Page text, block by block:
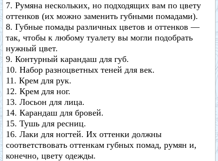
7. Румяна нескольких, но подходящих вам по цвету
оттенков (их можно заменить губными помадами).
8. Губные помады различных цветов и оттенков —
так, чтобы к любому туалету вы могли подобрать
нужный цвет.
9. Контурный карандаш для губ.
10. Набор разноцветных теней для век.
11. Крем для рук.
12. Крем для ног.
13. Лосьон для лица.
14. Карандаш для бровей.
15. Тушь для ресниц.
16. Лаки для ногтей. Их оттенки должны
соответствовать оттенкам губных помад, румян и,
конечно, цвету одежды.